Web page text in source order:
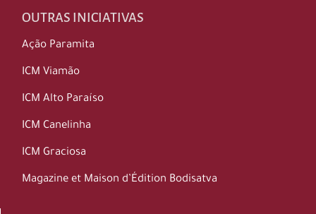
OUTRAS INICIATIVAS
Ação Paramita
ICM Viamão
ICM Alto Paraíso
ICM Canelinha
ICM Graciosa
Magazine et Maison d’Édition Bodisatva